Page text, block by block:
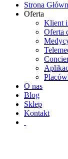
Strona
Oferta
Klient
Oferta
O nas
Blog
Sklep
Kontakt